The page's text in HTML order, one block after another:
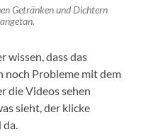
Getränken und Dichtern
wissen, dass das
Probleme mit dem
die Videos sehen
sieht, der klicke
da.